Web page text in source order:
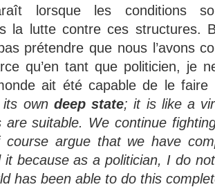
lorsque les conditions
la lutte contre ces structures.
prétendre que nous l’avons
qu’en tant que politicien, je
ait été capable de le faire
own deep state; it is like a
are suitable. We continue
course argue that we have
it because as a politician, I do
has been able to do this